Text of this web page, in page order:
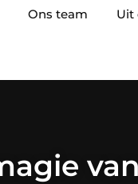
Ons team Uit